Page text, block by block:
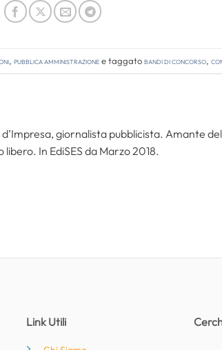
, Pubblica amministrazionee taggatobandi di concorso,
giornalista pubblicista. Amante
In EdiSES da Marzo 2018.
Link Utili